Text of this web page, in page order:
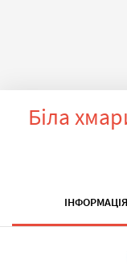
Біла
ІНФОРМАЦІЯ